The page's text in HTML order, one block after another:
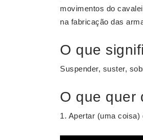
movimentos do
na fabricação das
O que
Suspender, suster,
O que quer
1. Apertar (uma coisa)